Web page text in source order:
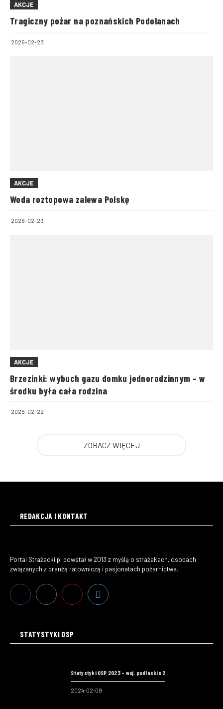
AKCJE
Tragiczny pożar na poznańskich Podolanach
2026-02-23
AKCJE
Woda roztopowa zalewa Polskę
2026-02-23
AKCJE
Brzezinki: wybuch gazu domku jednorodzinnym – w
środku była cała rodzina
2026-02-22
ZOBACZ WIĘCEJ
REDAKCJA I KONTAKT
Portal Strażacki.pl powstał w 2013 z myślą o strażakach, osobach
związanych z branżą ratowniczą i pasjonatach pożarnictwa.
STATYSTYKI OSP
Statystyki OSP 2023 – woj. podlaskie 2
2024-02-09